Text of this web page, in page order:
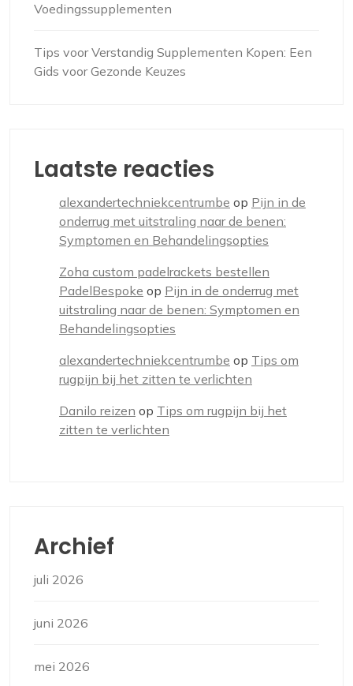
Voedingssupplementen
Tips voor Verstandig Supplementen Kopen: Een
Gids voor Gezonde Keuzes
Laatste reacties
alexandertechniekcentrumbe op Pijn in de
onderrug met uitstraling naar de benen:
Symptomen en Behandelingsopties
Zoha custom padelrackets bestellen
PadelBespoke op Pijn in de onderrug met
uitstraling naar de benen: Symptomen en
Behandelingsopties
alexandertechniekcentrumbe op Tips om
rugpijn bij het zitten te verlichten
Danilo reizen op Tips om rugpijn bij het
zitten te verlichten
Archief
juli 2026
juni 2026
mei 2026